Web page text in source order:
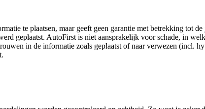
te plaatsen, maar geeft geen garantie met betrekking tot
geplaatst. AutoFirst is niet aansprakelijk voor schade, in
in de informatie zoals geplaatst of naar verwezen (incl.